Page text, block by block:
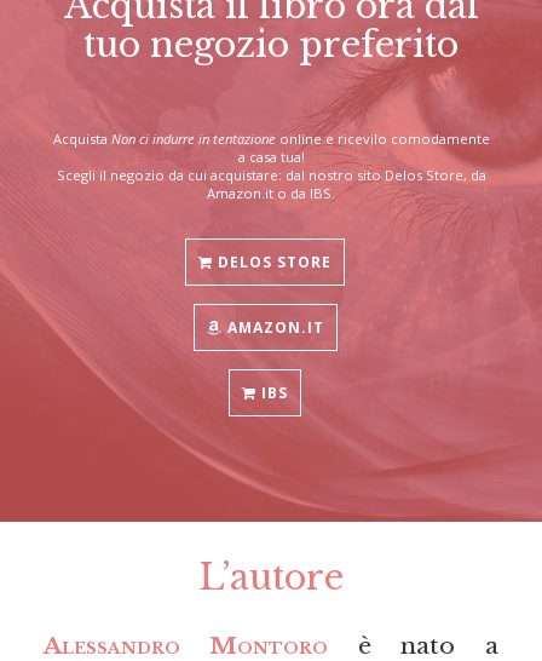
tuo negozio preferito
Acquista Non ci indurre in tentazioneonline e ricevilo comodamente
a casa tua!
Scegli il negozio da cui acquistare: dal nostro sito Delos Store, da
Amazon.it o da IBS.
DELOS STORE
AMAZON.IT
IBS
L’autore
Alessandro Montoro è nato a